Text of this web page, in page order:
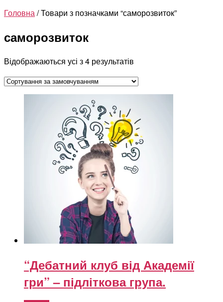
Головна/ Товари з позначками “саморозвиток”
саморозвиток
Відображаються усі з 4 результатів
“Дебатний клуб від Академії
гри” – підліткова група.